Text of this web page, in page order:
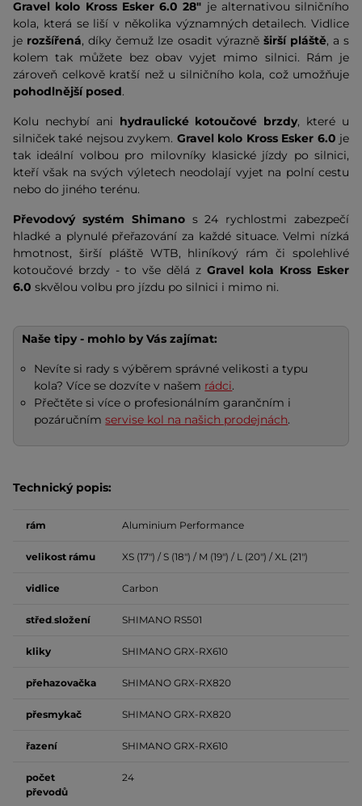
Gravel kolo Kross Esker 6.0 28" je alternativou silničního
kola, která se liší v několika významných detailech. Vidlice
je rozšířená, díky čemuž lze osadit výrazněširší pláště, a s
kolem tak můžete bez obav vyjet mimo silnici. Rám je
zároveň celkově kratší než u silničního kola, což umožňuje
pohodlnější posed.
Kolu nechybí ani hydraulické kotoučové brzdy, které u
silniček také nejsou zvykem. Gravel kolo Kross Esker 6.0 je
tak ideální volbou pro milovníky klasické jízdy po silnici,
kteří však na svých výletech neodolají vyjet na polní cestu
nebo do jiného terénu.
Převodový systém Shimanos 24 rychlostmi zabezpečí
hladké a plynulé přeřazování za každé situace. Velmi nízká
hmotnost, širší pláště WTB, hliníkový rám či spolehlivé
kotoučové brzdy - to vše dělá z Gravel kola Kross Esker
6.0 skvělou volbu pro jízdu po silnici i mimo ni.
Naše tipy - mohlo by Vás zajímat:
Nevíte si rady s výběrem správné velikosti a typu
kola? Více se dozvíte v našem rádci.
Přečtěte si více o profesionálním garančním i
pozáručnímservise kol na našich prodejnách.
Technický popis:
rám Aluminium Performance
velikost rámu XS (17") / S (18") / M (19") / L (20") / XL (21")
vidlice Carbon
střed.složení SHIMANO RS501
kliky SHIMANO GRX-RX610
přehazovačka SHIMANO GRX-RX820
přesmykač SHIMANO GRX-RX820
řazení SHIMANO GRX-RX610
počet
převodů
24